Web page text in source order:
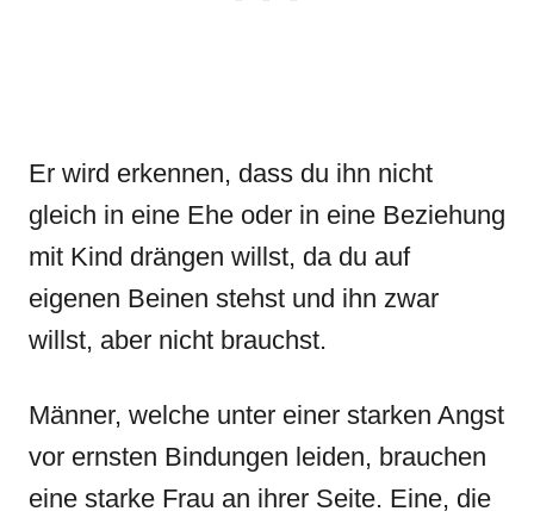
Er wird erkennen, dass du ihn nicht
gleich in eine Ehe oder in eine Beziehung
mit Kind drängen willst, da du auf
eigenen Beinen stehst und ihn zwar
willst, aber nicht brauchst.
Männer, welche unter einer starken Angst
vor ernsten Bindungen leiden, brauchen
eine starke Frau an ihrer Seite. Eine, die